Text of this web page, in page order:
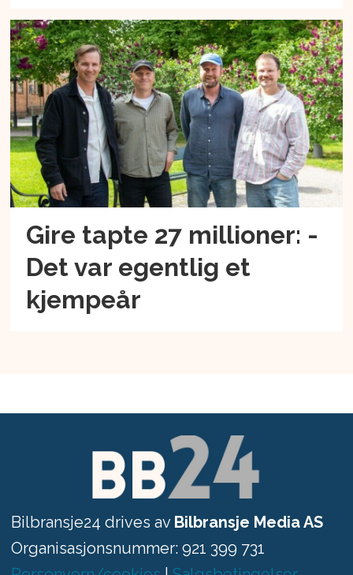
Gire tapte 27 millioner: -
Det var egentlig et
kjempeår
Bilbransje24 drives av Bilbransje Media AS
Organisasjonsnummer: 921 399 731